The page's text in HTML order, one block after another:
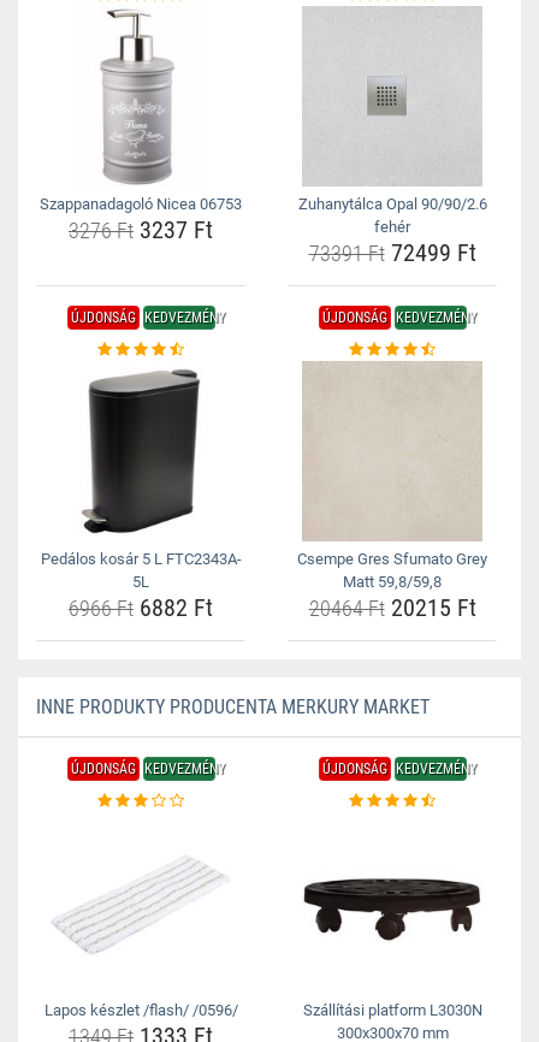
Szappanadagoló Nicea 06753
3276 Ft 3237 Ft
Zuhanytálca Opal 90/90/2.6
fehér
73391 Ft72499 Ft
ÚJDONSÁG KEDVEZMÉNY
Pedálos kosár 5 L FTC2343A-
5L
6966 Ft 6882 Ft
ÚJDONSÁG KEDVEZMÉNY
Csempe Gres Sfumato Grey
Matt 59,8/59,8
20464 Ft20215 Ft
INNE PRODUKTY PRODUCENTA MERKURY MARKET
ÚJDONSÁG KEDVEZMÉNY
Lapos készlet /flash/ /0596/
1349 Ft 1333 Ft
ÚJDONSÁG KEDVEZMÉNY
Szállítási platform L3030N
300x300x70 mm